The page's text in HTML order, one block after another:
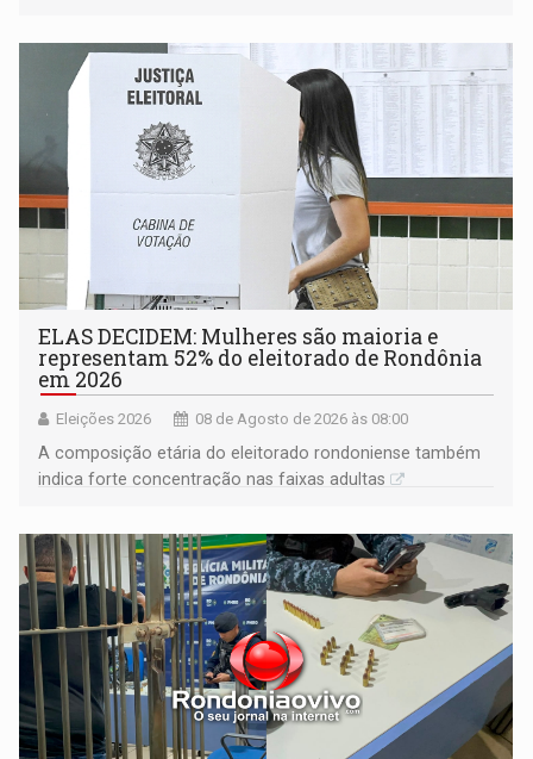
ELAS DECIDEM: Mulheres são maioria e
representam 52% do eleitorado de Rondônia
em 2026
Eleições 2026 08 de Agosto de 2026 às 08:00
A composição etária do eleitorado rondoniense também
indica forte concentração nas faixas adultas